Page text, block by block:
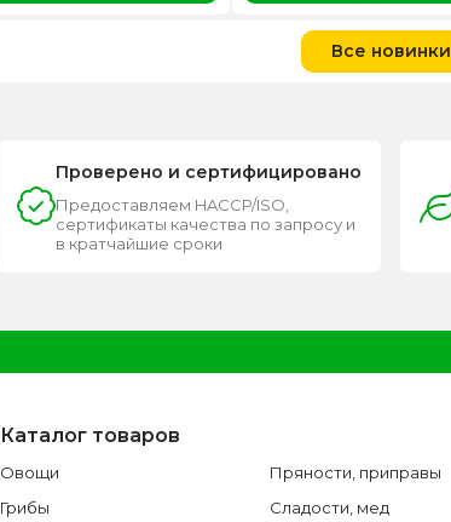
Все новинки
Проверено и сертифицировано
Предоставляем HACCP/ISO,
сертификаты качества по запросу и
в кратчайшие сроки
Каталог товаров
Овощи
Грибы
Пряности, приправы
Сладости, мед